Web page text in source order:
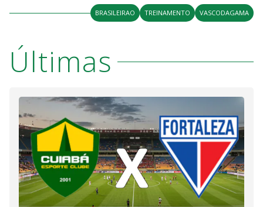
BRASILEIRAO TREINAMENTO VASCODAGAMA
Últimas